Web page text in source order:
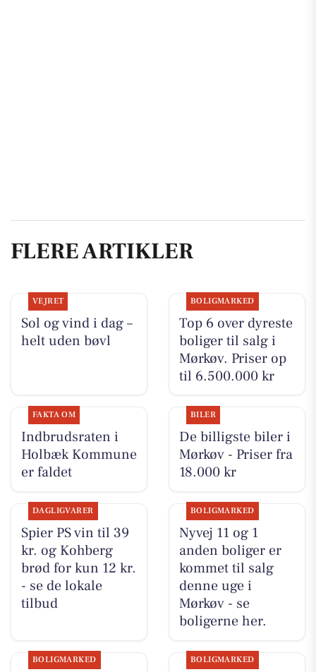
FLERE ARTIKLER
VEJRET
Sol og vind i dag –
helt uden bøvl
BOLIGMARKED
Top 6 over dyreste
boliger til salg i
Mørkøv. Priser op
til 6.500.000 kr
FAKTA OM
Indbrudsraten i
Holbæk Kommune
er faldet
BILER
De billigste biler i
Mørkøv - Priser fra
18.000 kr
DAGLIGVARER
Spier PS vin til 39
kr. og Kohberg
brød for kun 12 kr.
- se de lokale
tilbud
BOLIGMARKED
Nyvej 11 og 1
anden boliger er
kommet til salg
denne uge i
Mørkøv - se
boligerne her.
BOLIGMARKED BOLIGMARKED